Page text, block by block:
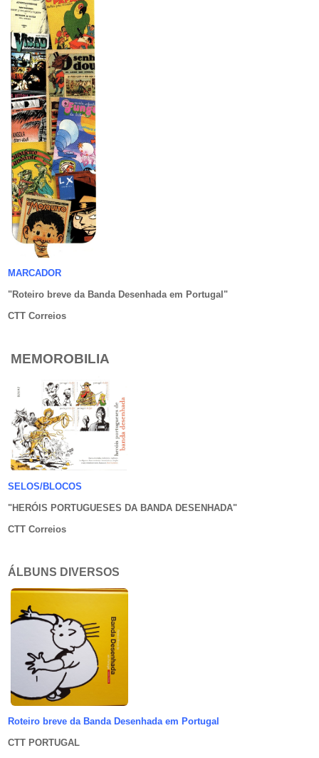
MARCADOR
"Roteiro breve da Banda Desenhada em Portugal "
CTT Correios
MEMOROBILIA
SELOS/BLOCOS
"HERÓIS PORTUGUESES DA BANDA DESENHADA"
CTT Correios
ÁLBUNS DIVERSOS
Roteiro breve da Banda Desenhada em Portugal
CTT PORTUGAL